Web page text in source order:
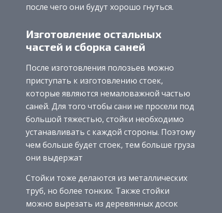
после чего они будут хорошо гнуться.
Изготовление остальных
частей и сборка саней
После изготовления полозьев можно
приступать к изготовлению стоек,
которые являются немаловажной частью
саней. Для того чтобы сани не просели под
большой тяжестью, стойки необходимо
устанавливать с каждой стороны. Поэтому
чем больше будет стоек, тем больше груза
они выдержат
Стойки тоже делаются из металлических
труб, но более тонких. Также стойки
можно вырезать из деревянных досок